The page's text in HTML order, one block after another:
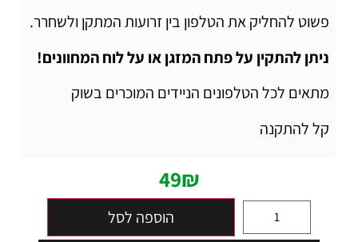
פשוט להחליק את הטלפון בין זרועות המתקן ולשחרר.
ניתן להתקין על פתח המזגן או על לוח המחוונים!
מתאים לכל הטלפונים הניידים המוכרים בשוק
קל להתקנה
49₪
הוספה לסל